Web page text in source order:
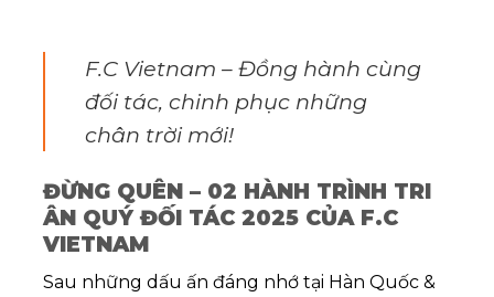
F.C Vietnam – Đồng hành cùng
đối tác, chinh phục những
chân trời mới!
ĐỪNG QUÊN – 02 HÀNH TRÌNH TRI
ÂN QUÝ ĐỐI TÁC 2025 CỦA F.C
VIETNAM
Sau những dấu ấn đáng nhớ tại Hàn Quốc &